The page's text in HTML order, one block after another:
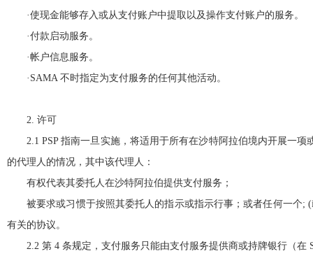
·使现金能够存入或从支付账户中提取以及操作支付账户的服务。
·付款启动服务。
·帐户信息服务。
·SAMA 不时指定为支付服务的任何其他活动。
2. 许可
2.1 PSP 指南一旦实施，将适用于所有在沙特阿拉伯境内开展一
的代理人的情况，其中该代理人：
有权代表其委托人在沙特阿拉伯提供支付服务；
被要求或习惯于按照其委托人的指示或指示行事；或者任何一个
有关的协议。
2.2 第 4 条规定，支付服务只能由支付服务提供商或持牌银行（在